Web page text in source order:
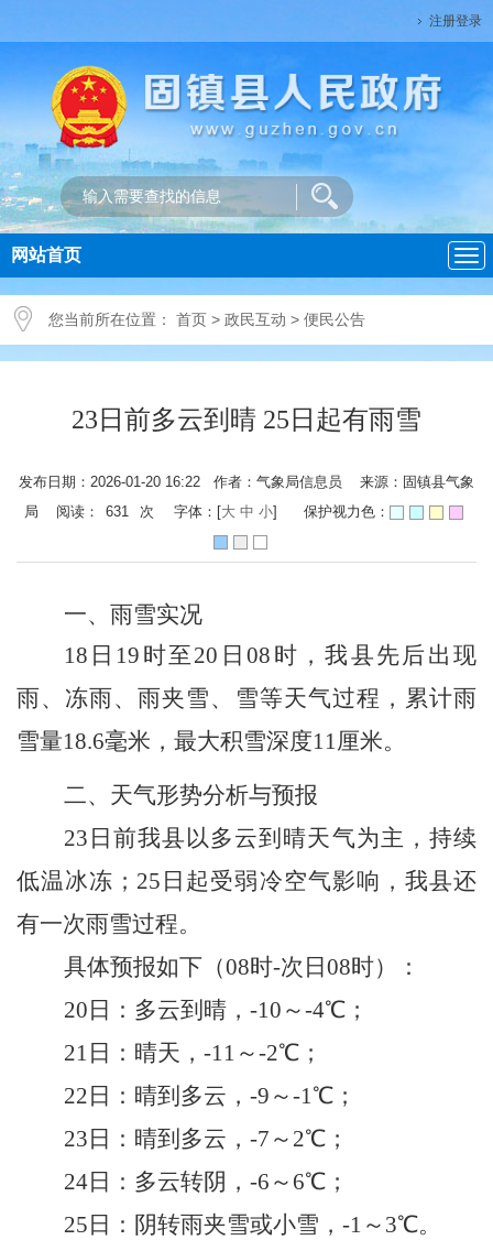
注册登录
导
航
网站首页
您当前所在位置： 首页 > 政民互动 > 便民公告
23日前多云到晴 25日起有雨雪
发布日期：2026-01-20 16:22 作者：气象局信息员 来源：固镇县气象
局 阅读：
631 次 字体：[大 中 小] 保护视力色：
一、 雨雪实况
18日19时至20日08时，我县先后出现
雨、冻雨、雨夹雪、雪等天气过程，累计雨
雪量18.6毫米，最大积雪深度11厘米。
二、 天气形势分析与预报
23日前我县以多云到晴天气为主，持续
低温冰冻；25日起受弱冷空气影响，我县还
有一次雨雪过程。
具体预报如下（08时-次日08时）：
20 日： 多云到晴， -10 ～-4℃；
21 日：晴天 ， -11 ～-2℃；
22 日： 晴到 多云， -9 ～-1℃；
23 日： 晴到 多云， -7 ～ 2℃；
24日： 多云转阴 ， -6 ～ 6℃；
25 日： 阴转雨夹雪或小雪 ， -1 ～ 3℃。